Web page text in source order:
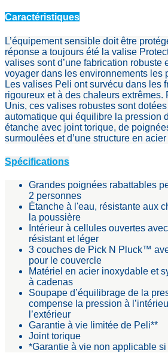
Caractéristiques
L’équipement sensible doit être
réponse a toujours été la valise
valises sont d’une fabrication robuste
voyager dans les environnements les
Les valises Peli ont survécu dans les
rigoureux et à des chaleurs extrêmes.
Unis, ces valises robustes sont
automatique qui équilibre la pression
étanche avec joint torique, de
surmoulées et d’une structure en
Spécifications
Grandes poignées rabattables
2 personnes
Étanche à l'eau, résistante aux
la poussière
Intérieur à cellules ouvertes
résistant et léger
3 couches de Pick N Pluck™
pour le couvercle
Matériel en acier inoxydable et
à cadenas
Soupape d’équilibrage de la
compense la pression à
l’extérieur
Garantie à vie limitée de Peli**
Joint torique
*Garantie à vie non applicable